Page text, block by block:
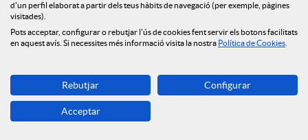
F
d'un perfil elaborat a partir dels teus hàbits de navegació (per exemple, pàgines
visitades).
Pots acceptar, configurar o rebutjar l'ús de cookies fent servir els botons facilitats
en aquest avís. Si necessites més informació visita la nostra Política de Cookies
Rebutjar Configurar
Acceptar